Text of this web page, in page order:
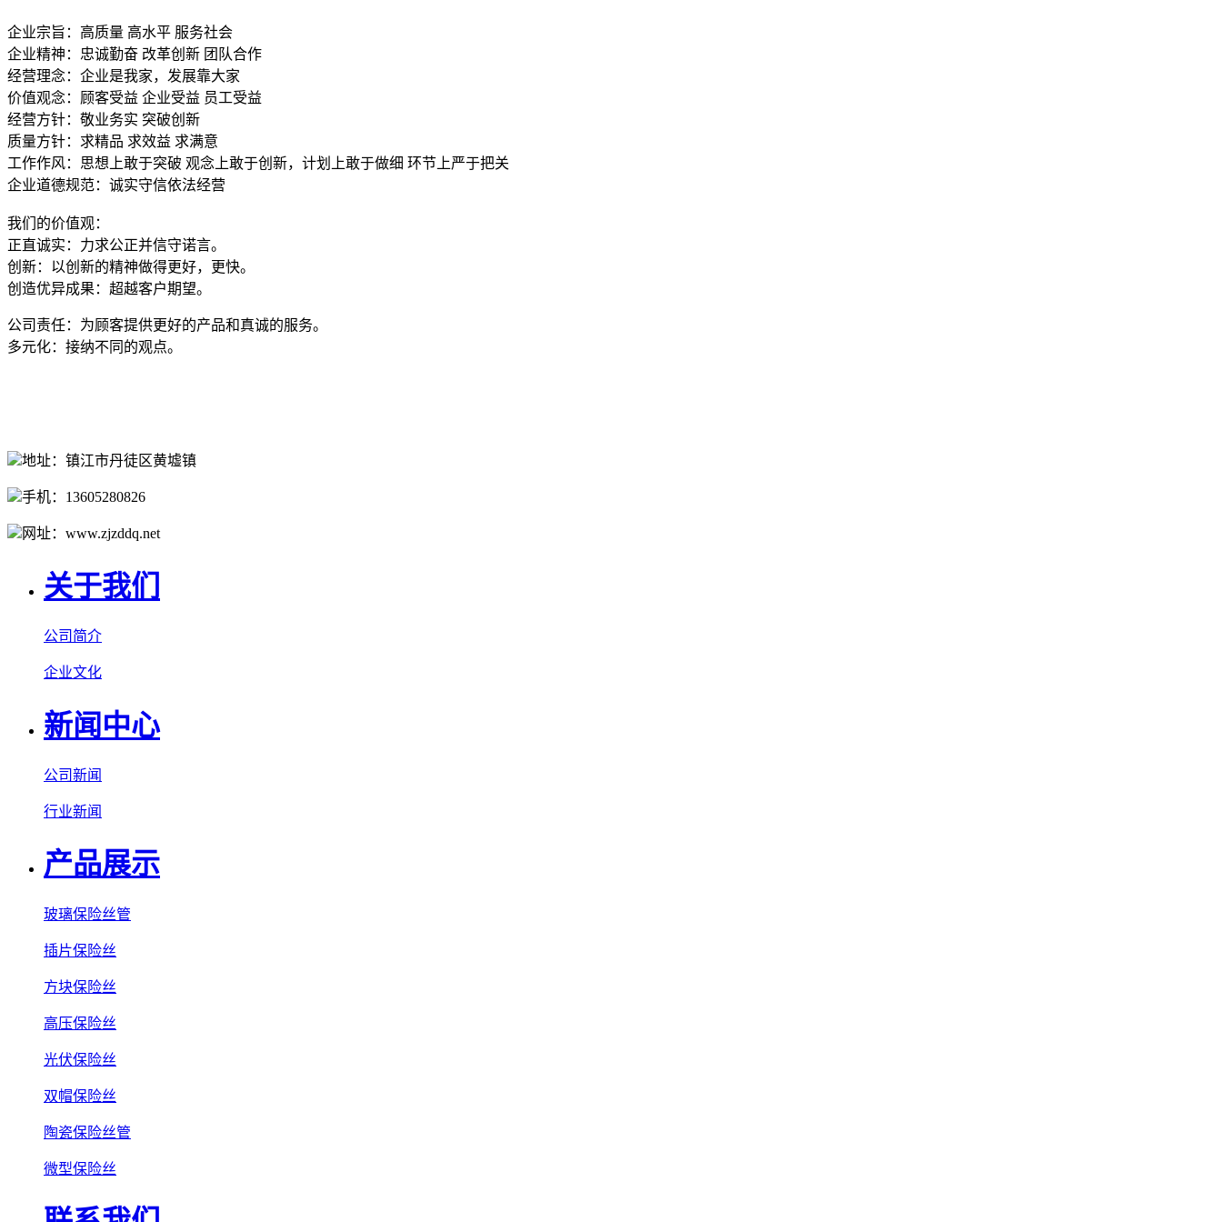
企业宗旨：高质量 高水平 服务社会
企业精神：忠诚勤奋 改革创新 团队合作
经营理念：企业是我家，发展靠大家
价值观念：顾客受益 企业受益 员工受益
经营方针：敬业务实 突破创新
质量方针：求精品 求效益 求满意
工作作风：思想上敢于突破 观念上敢于创新，计划上敢于做细 环节上严于把关
企业道德规范：诚实守信依法经营
我们的价值观：
正直诚实：力求公正并信守诺言。
创新：以创新的精神做得更好，更快。
创造优异成果：超越客户期望。
公司责任：为顾客提供更好的产品和真诚的服务。
多元化：接纳不同的观点。
地址：镇江市丹徒区黄墟镇
手机：13605280826
网址：www.zjzddq.net
关于我们
公司简介
企业文化
新闻中心
公司新闻
行业新闻
产品展示
玻璃保险丝管
插片保险丝
方块保险丝
高压保险丝
光伏保险丝
双帽保险丝
陶瓷保险丝管
微型保险丝